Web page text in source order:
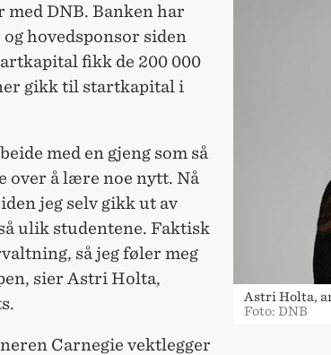
Astri Holta,
Foto: DNB
DNB. Banken har
hovedsponsor siden
fikk de 200 000
gikk til startkapital i
med en gjeng som så
over å lære noe nytt. Nå
jeg selv gikk ut av
ulik studentene. Faktisk
så jeg føler meg
sier Astri Holta,
Carnegie vektlegger